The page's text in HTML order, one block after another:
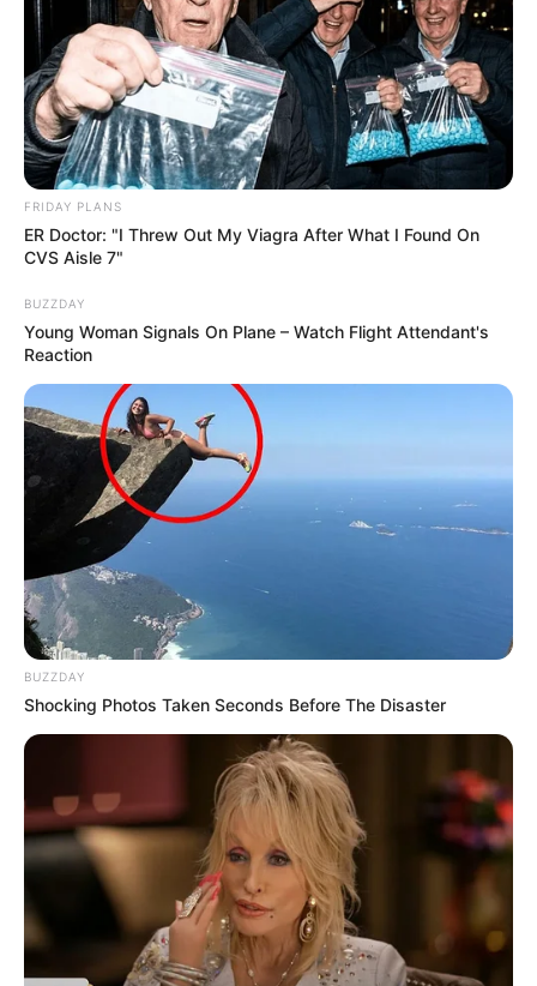
FRIDAY PLANS
ER Doctor: "I Threw Out My Viagra After What I Found On
CVS Aisle 7"
BUZZDAY
Young Woman Signals On Plane – Watch Flight Attendant's
Reaction
BUZZDAY
Shocking Photos Taken Seconds Before The Disaster